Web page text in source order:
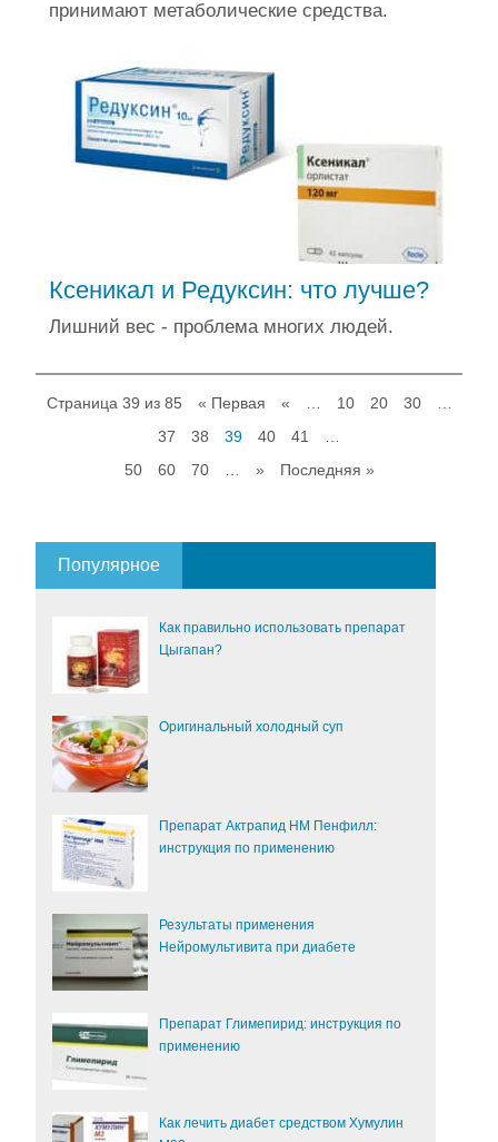
принимают метаболические средства.
Ксеникал и Редуксин: что лучше?
Лишний вес - проблема многих людей.
Страница 39 из 85 « Первая « 10 20 30
37
38 39 40 41
50
60 70 » Последняя »
Популярное
Как правильно использовать препарат
Цыгапан?
Оригинальный холодный суп
Препарат Актрапид НМ Пенфилл:
инструкция по применению
Результаты применения
Нейромультивита при диабете
Препарат Глимепирид: инструкция по
применению
Как лечить диабет средством Хумулин